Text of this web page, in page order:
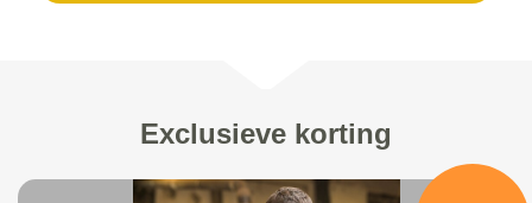
Exclusieve korting